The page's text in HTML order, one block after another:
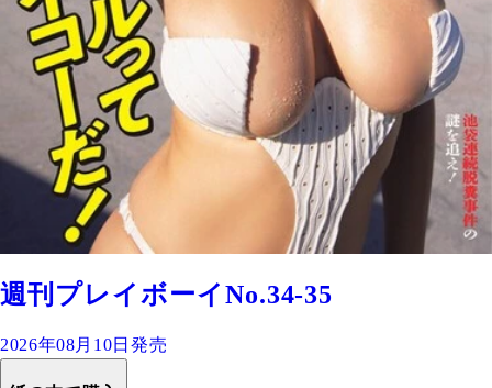
週刊プレイボーイNo.34-35
2026年08月10日発売